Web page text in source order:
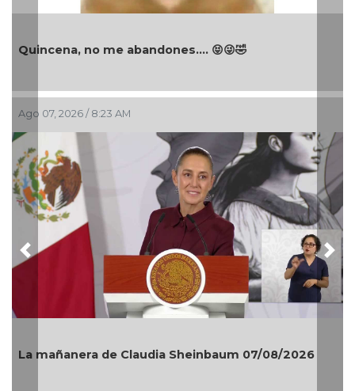
Quincena, no me abandones.... 😝😜🤣
Ago 07, 2026 / 8:23 AM
La mañanera de Claudia Sheinbaum 07/08/2026
Previous